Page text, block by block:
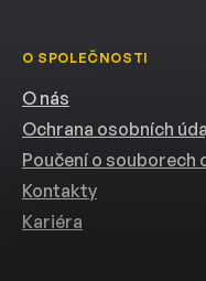
O SPOLEČNOSTI
O nás
Ochrana osobních
Poučení o souborech
Kontakty
Kariéra